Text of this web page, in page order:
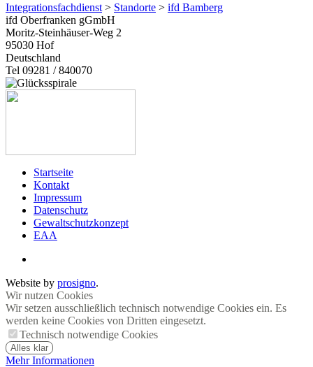
Integrationsfachdienst > Standorte > ifd Bamberg
ifd Oberfranken gGmbH
Moritz-Steinhäuser-Weg 2
95030 Hof
Deutschland
Tel 09281 / 840070
Startseite
Kontakt
Impressum
Datenschutz
Gewaltschutzkonzept
EAA
Website by prosigno.
Wir nutzen Cookies
Wir setzen ausschließlich technisch notwendige Cookies ein. Es
werden keine Cookies von Dritten eingesetzt.
Technisch notwendige Cookies
Alles klar
Mehr Informationen